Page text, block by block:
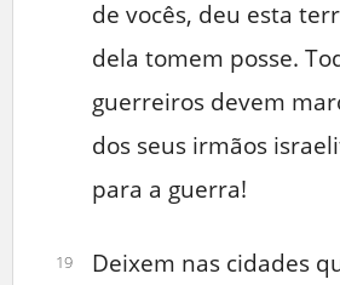
de vocês, deu esta
dela tomem posse.
guerreiros devem
dos seus irmãos
para a guerra!
19
Deixem nas cidades